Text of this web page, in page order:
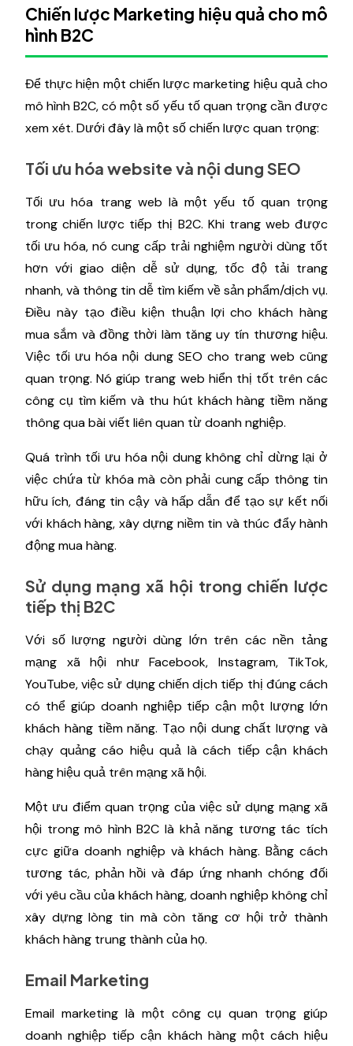
Chiến lược Marketing hiệu quả cho mô
hình B2C
Để thực hiện một chiến lược marketing hiệu quả cho
mô hình B2C, có một số yếu tố quan trọng cần được
xem xét. Dưới đây là một số chiến lược quan trọng:
Tối ưu hóa website và nội dung SEO
Tối ưu hóa trang web là một yếu tố quan trọng
trong chiến lược tiếp thị B2C. Khi trang web được
tối ưu hóa, nó cung cấp trải nghiệm người dùng tốt
hơn với giao diện dễ sử dụng, tốc độ tải trang
nhanh, và thông tin dễ tìm kiếm về sản phẩm/dịch vụ.
Điều này tạo điều kiện thuận lợi cho khách hàng
mua sắm và đồng thời làm tăng uy tín thương hiệu.
Việc tối ưu hóa nội dung SEO cho trang web cũng
quan trọng. Nó giúp trang web hiển thị tốt trên các
công cụ tìm kiếm và thu hút khách hàng tiềm năng
thông qua bài viết liên quan từ doanh nghiệp.
Quá trình tối ưu hóa nội dung không chỉ dừng lại ở
việc chứa từ khóa mà còn phải cung cấp thông tin
hữu ích, đáng tin cậy và hấp dẫn để tạo sự kết nối
với khách hàng, xây dựng niềm tin và thúc đẩy hành
động mua hàng.
Sử dụng mạng xã hội trong chiến lược
tiếp thị B2C
Với số lượng người dùng lớn trên các nền tảng
mạng xã hội như Facebook, Instagram, TikTok,
YouTube, việc sử dụng chiến dịch tiếp thị đúng cách
có thể giúp doanh nghiệp tiếp cận một lượng lớn
khách hàng tiềm năng. Tạo nội dung chất lượng và
chạy quảng cáo hiệu quả là cách tiếp cận khách
hàng hiệu quả trên mạng xã hội.
Một ưu điểm quan trọng của việc sử dụng mạng xã
hội trong mô hình B2C là khả năng tương tác tích
cực giữa doanh nghiệp và khách hàng. Bằng cách
tương tác, phản hồi và đáp ứng nhanh chóng đối
với yêu cầu của khách hàng, doanh nghiệp không chỉ
xây dựng lòng tin mà còn tăng cơ hội trở thành
khách hàng trung thành của họ.
Email Marketing
Email marketing là một công cụ quan trọng giúp
doanh nghiệp tiếp cận khách hàng một cách hiệu